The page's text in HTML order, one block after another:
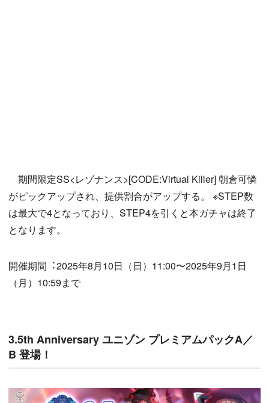
期間限定SS<レゾナンス>[CODE:Virtual Killer] 朝倉可憐
がピックアップされ、提供割合がアップする。 ※STEP数
は最大で4となっており、STEP4を引くと本ガチャは終了
となります。
開催期間︓2025年8月10日（日）11:00〜2025年9月1日
（月）10:59まで
3.5th Anniversary ユニゾン プレミアムパックA／
B 登場！